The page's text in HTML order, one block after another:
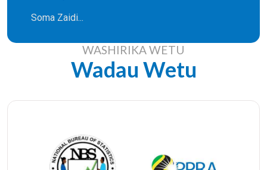
Soma Zaidi...
WASHIRIKA WETU
Wadau Wetu